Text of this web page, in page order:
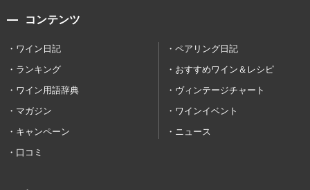
コンテンツ
ワイン日記
ペアリング日記
ランキング
おすすめワイン＆レシピ
ワイン用語辞典
ヴィンテージチャート
マガジン
ワインイベント
キャンペーン
ニュース
口コミ